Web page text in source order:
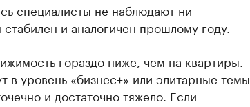
специалисты не наблюдают ни
и аналогичен прошлому году.
гораздо ниже, чем на квартиры.
в уровень «бизнес+» или элитарные темы,
и достаточно тяжело. Если